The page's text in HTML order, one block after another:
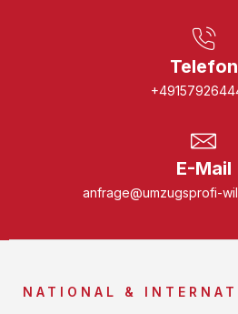
Telefon
E-Mail
anfrage@umzugsprofi-
NATIONAL &